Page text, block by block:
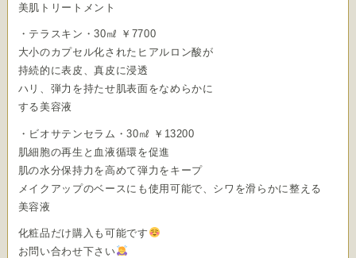
美肌トリートメント
・テラスキン・30㎖ ￥7700
大小のカプセル化されたヒアルロン酸が
持続的に表皮、真皮に浸透
ハリ、弾力を持たせ肌表面をなめらかに
する美容液
・ビオサテンセラム・30㎖ ￥13200
肌細胞の再生と血液循環を促進
肌の水分保持力を高めて弾力をキープ
メイクアップのベースにも使用可能で、シワを滑らかに整える
美容液
化粧品だけ購入も可能です
お問い合わせ下さい